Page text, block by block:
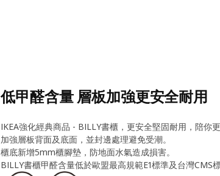
低甲醛含量 層板加強更安全耐用
IKEA強化經典商品 - BILLY書櫃，更安全堅固耐用，陪你更
加強層板背面及底面，並封邊處理避免受潮。
櫃底新增5mm櫃腳墊，防地面水氣造成損害。
BILLY書櫃甲醛含量低於歐盟最高規範E1標準及台灣CMS